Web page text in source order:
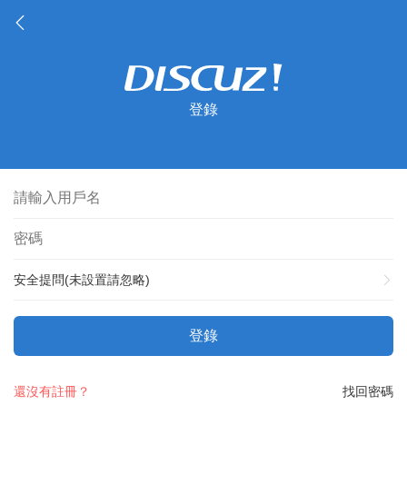
登錄
安全提問(未設置請忽略)
登錄
找回密碼
還沒有註冊？